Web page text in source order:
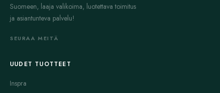
Suomeen, laaja valikoima, luotettava toimitus
ja asiantunteva palvelu!
SEURAA MEITÄ
UUDET TUOTTEET
Inspra